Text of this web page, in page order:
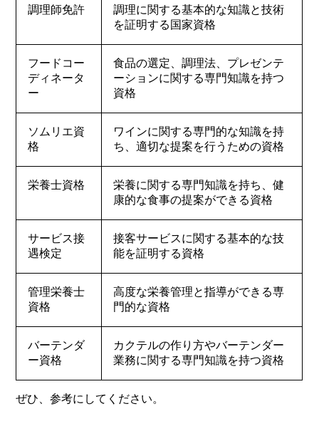
調理師免許
調理に関する基本的な知識と技術
を証明する国家資格
フードコー
ディネータ
ー
食品の選定、調理法、プレゼンテ
ーションに関する専門知識を持つ
資格
ソムリエ資
格
ワインに関する専門的な知識を持
ち、適切な提案を行うための資格
栄養士資格
栄養に関する専門知識を持ち、健
康的な食事の提案ができる資格
サービス接
遇検定
接客サービスに関する基本的な技
能を証明する資格
管理栄養士
資格
高度な栄養管理と指導ができる専
門的な資格
バーテンダ
ー資格
カクテルの作り方やバーテンダー
業務に関する専門知識を持つ資格
ぜひ、参考にしてください。